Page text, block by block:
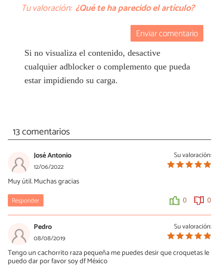
Tu valoración: ¿Qué te ha parecido el artículo?
Enviar comentario
Si no visualiza el contenido, desactive
cualquier adblocker o complemento que pueda
estar impidiendo su carga.
13 comentarios
Su valoración:
José Antonio
12/06/2022
Muy útil. Muchas gracias
Responder 0 0
Su valoración:
Pedro
08/08/2019
Tengo un cachorrito raza pequeña me puedes desir que croquetas le
puedo dar por favor soy df México